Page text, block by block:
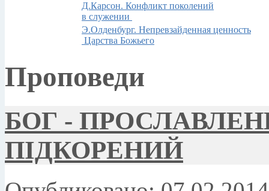
Д.Карсон. Конфликт поколений
в служении
Э.Олденбург. Непревзайденная ценность
Царства Божьего
Проповеди
БОГ -
ПІДКОРЕНИЙ